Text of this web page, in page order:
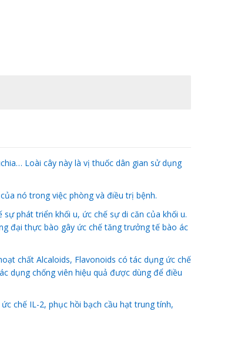
Loài cây này là vị thuốc dân gian sử dụng
nó trong việc phòng và điều trị bệnh.
phát triển khối u, ức chế sự di căn của khối u.
đại thực bào gây ức chế tăng trưởng tế bào ác
chất Alcaloids, Flavonoids có tác dụng ức chế
dụng chống viên hiệu quả được dùng để điều
chế IL-2, phục hồi bạch cầu hạt trung tính,